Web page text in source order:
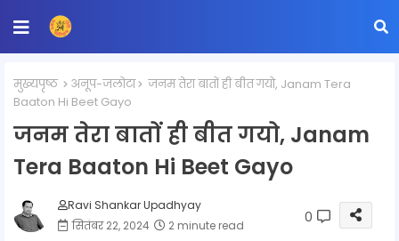
मुख्यपृष्ठ अनूप-जलोटा
जनम तेरा बातों ही बीत गयो, Janam Tera
Baaton Hi Beet Gayo
जनम तेरा बातों ही बीत गयो, Janam
Tera Baaton Hi Beet Gayo
Ravi Shankar Upadhyay
सितंबर 22, 2024
2 minute read 0